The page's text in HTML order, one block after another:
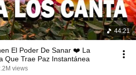
44:21
El Poder De Sanar ❤️ La
Que Trae Paz Instantánea
views